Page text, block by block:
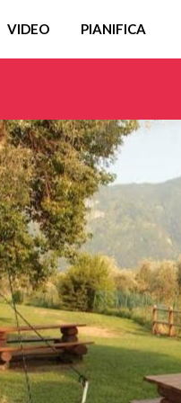
VIDEO PIANIFICA